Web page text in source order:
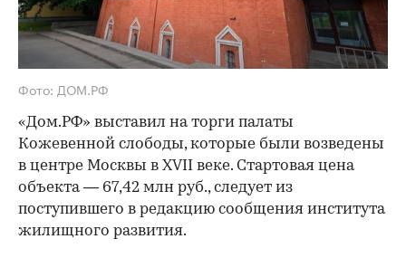
Фото: ДОМ.РФ
«Дом.РФ» выставил на торги палаты
Кожевенной слободы, которые были возведены
в центре Москвы в XVII веке. Стартовая цена
объекта — 67,42 млн руб., следует из
поступившего в редакцию сообщения института
жилищного развития.